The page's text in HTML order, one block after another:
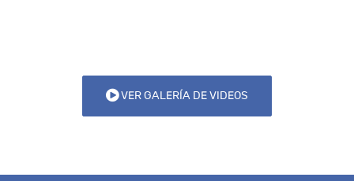
VER GALERÍA DE VIDEOS